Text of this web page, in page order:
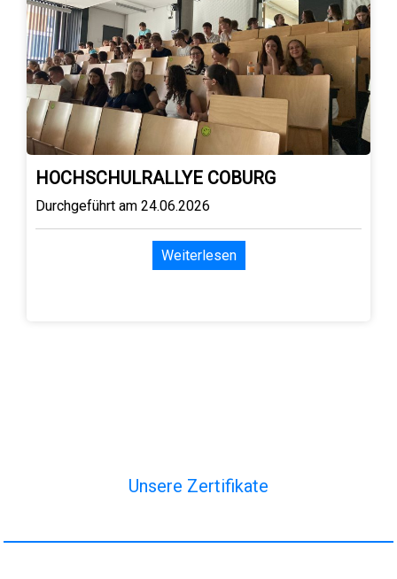
HOCHSCHULRALLYE COBURG
Durchgeführt am 24.06.2026
Weiterlesen
Unsere Zertifikate